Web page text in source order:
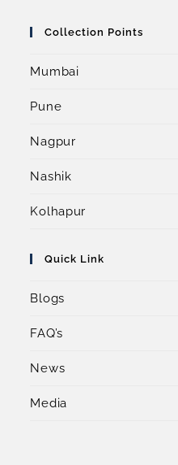
Collection Points
Mumbai
Pune
Nagpur
Nashik
Kolhapur
Quick Link
Blogs
FAQ’s
News
Media